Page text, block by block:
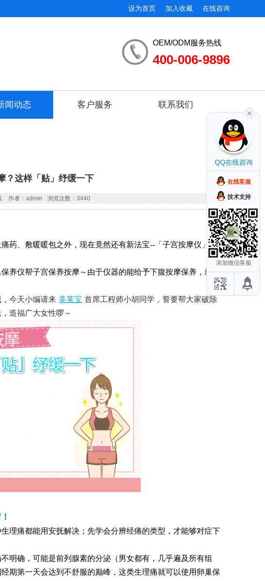
在线咨询
加入收藏
设为首页
OEM/ODM服务热线
400-006-9896
闻动态 客户服务 联系我们
法！美莱宝美容仪器教你初
背！夏日「零瑕疵」身体
！美莱宝美容仪器推荐的3
样「贴」纾缓一下
抗老美容仪器
招提升肌肤饱满度
美容仪厂家：这类型擦了
？这样「贴」纾缓一下
作者：admin 浏览次数：3440
药、敷暖暖包之外，现在竟然还有新法宝--「子宫按摩仪」可
养仪帮子宫保养按摩～由于仪器的能给予下腹按摩保养，就像
今天小编请来 美莱宝 首席工程师小胡同学，誓要帮大家破除
造福广大女性啰～
理痛都能用安抚解决；先学会分辨经痛的类型，才能够对症下
明确，可能是前列腺素的分泌（男女都有，几乎遍及所有组
期第一天会达到不舒服的巅峰，这类生理痛就可以使用卵巢保
QQ在线咨询
在线客服
技术支持
添加微信客服